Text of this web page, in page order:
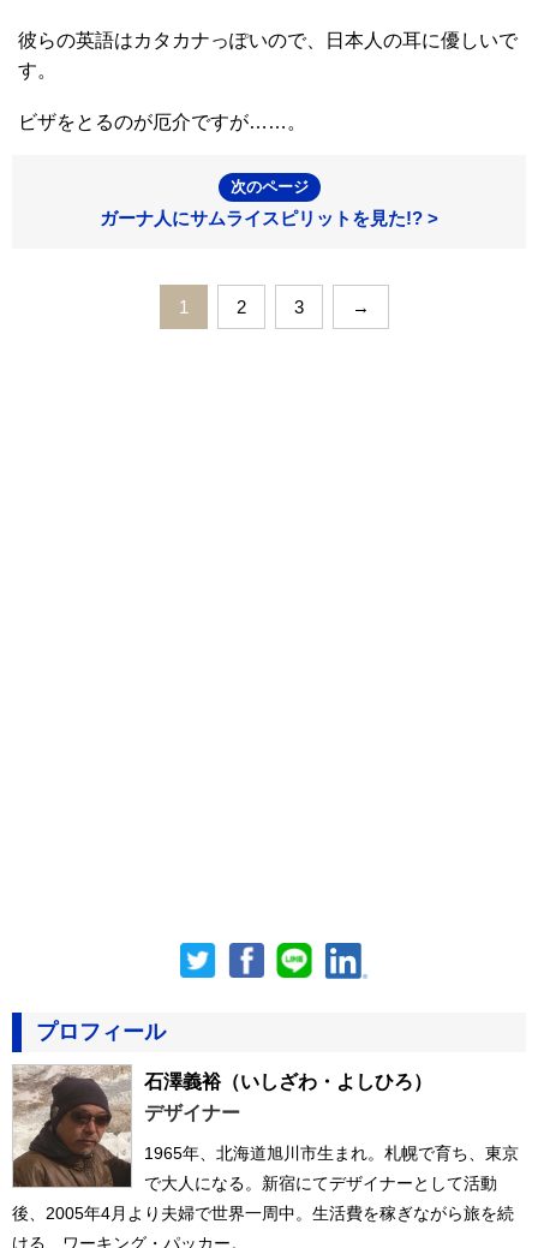
彼らの英語はカタカナっぽいので、日本人の耳に優しいで
す。
ビザをとるのが厄介ですが……。
次のページ
ガーナ人にサムライスピリットを見た!? >
1 2 3 →
プロフィール
石澤義裕（いしざわ・よしひろ）
デザイナー
1965年、北海道旭川市生まれ。札幌で育ち、東京
で大人になる。新宿にてデザイナーとして活動
後、2005年4月より夫婦で世界一周中。生活費を稼ぎながら旅を続
ける、ワーキング・パッカー。